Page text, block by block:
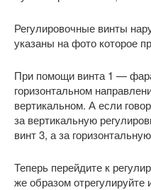
Регулировочные винты
указаны на фото которое
При помощи винта 1 —
горизонтальном
вертикальном. А если
за вертикальную
винт 3, а за
Теперь перейдите к
же образом отрегулируйте